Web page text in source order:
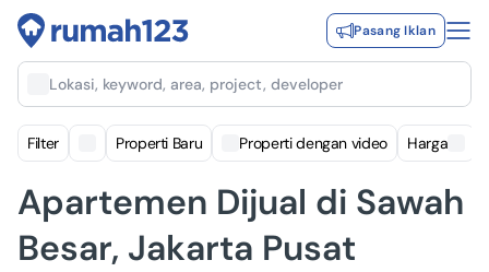
Pasang Iklan
Lokasi, keyword, area, project, developer
Filter Properti Baru Properti dengan video Harga
Apartemen Dijual di Sawah
Besar, Jakarta Pusat